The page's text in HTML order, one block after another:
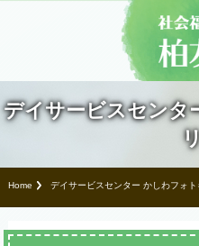
デイサービスセンタ
Home デイサービスセンター かしわフォト